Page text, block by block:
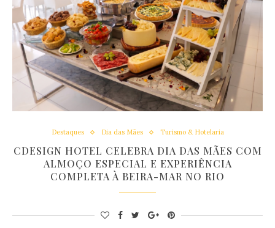
Destaques Dia das Mães Turismo & Hotelaria
CDESIGN HOTEL CELEBRA DIA DAS MÃES COM
ALMOÇO ESPECIAL E EXPERIÊNCIA
COMPLETA À BEIRA-MAR NO RIO